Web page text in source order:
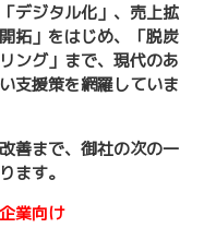
デジタル化」、売上拡
拓」をはじめ、「脱炭
ング」まで、現代のあ
支援策を網羅していま
善まで、御社の次の一
ます。
業向け